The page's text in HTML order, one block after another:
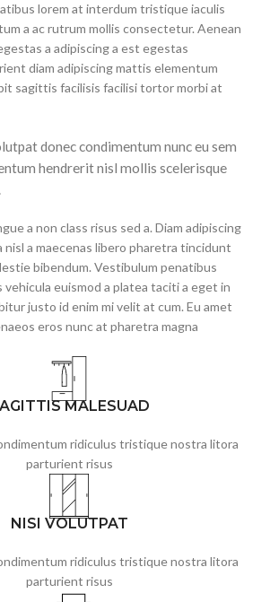
lorem at interdum tristique iaculis
a ac rutrum mollis consectetur. Aenean
a adipiscing a est egestas
diam adipiscing mattis elementum
sagittis facilisis facilisi tortor morbi at
donec condimentum nunc eu sem
hendrerit nisl mollis scelerisque
a non class risus sed a. Diam adipiscing
nisl a maecenas libero pharetra tincidunt
bibendum. Vestibulum penatibus
euismod a platea taciti a eget in
justo id enim mi velit at cum. Eu amet
eros nunc at pharetra magna
MALESUAD
ridiculus tristique nostra litora
parturient risus
NISI VOLUTPAT
ridiculus tristique nostra litora
parturient risus